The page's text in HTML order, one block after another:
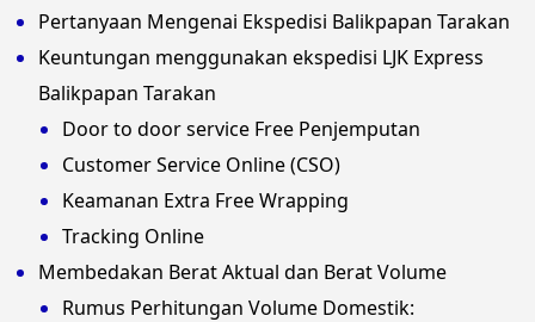
Pertanyaan Mengenai Ekspedisi Balikpapan Tarakan
Keuntungan menggunakan ekspedisi LJK Express
Balikpapan Tarakan
Door to door service Free Penjemputan
Customer Service Online (CSO)
Keamanan Extra Free Wrapping
Tracking Online
Membedakan Berat Aktual dan Berat Volume
Rumus Perhitungan Volume Domestik: